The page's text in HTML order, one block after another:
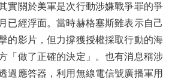
關於美軍是次行動涉嫌戰爭罪的爭
已經浮面。當時赫格塞斯雖表示自己
的影片，但力撐獲授權採取行動的海
「做了正確的決定」。也有消息稱涉
過應答器，利用無線電信號廣播軍用